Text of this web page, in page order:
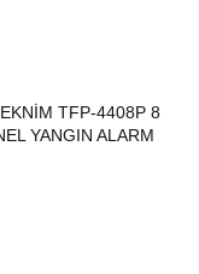
TFP-4408P 8
YANGIN ALARM